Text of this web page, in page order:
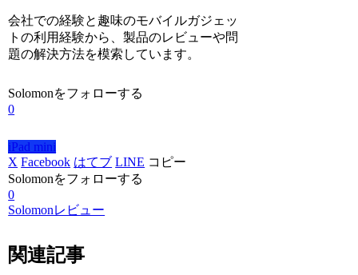
会社での経験と趣味のモバイルガジェッ
トの利用経験から、製品のレビューや問
題の解決方法を模索しています。
Solomonをフォローする
0
iPad mini
X Facebook はてブ LINE コピー
Solomonをフォローする
0
Solomonレビュー
関連記事